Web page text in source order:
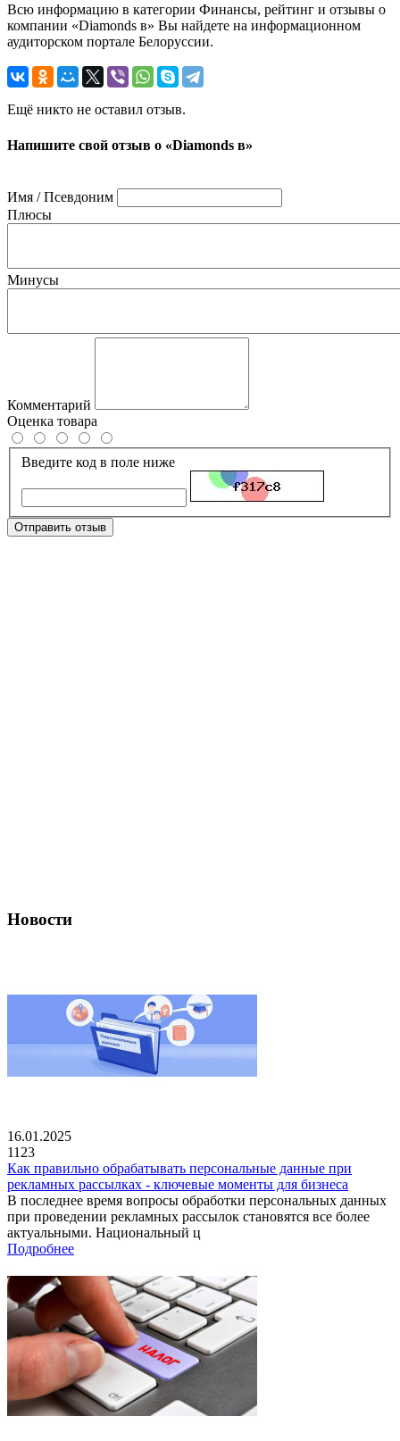
Всю информацию в категории Финансы, рейтинг и отзывы о
компании «Diamonds в» Вы найдете на информационном
аудиторском портале Белоруссии.
Ещё никто не оставил отзыв.
Напишите свой отзыв о «Diamonds в»
Имя / Псевдоним
Плюсы
Минусы
Комментарий
Оценка товара
Введите код в поле ниже
Отправить отзыв
Новости
16.01.2025
1123
Как правильно обрабатывать персональные данные при
рекламных рассылках - ключевые моменты для бизнеса
В последнее время вопросы обработки персональных данных
при проведении рекламных рассылок становятся все более
актуальными. Национальный ц
Подробнее